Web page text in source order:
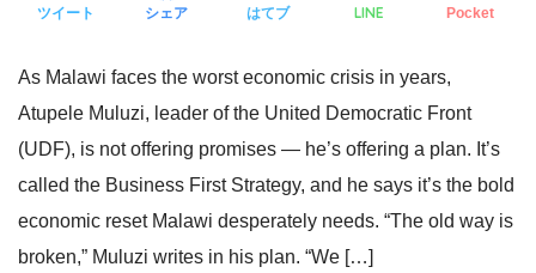
ツイート シェア はてブ LINE Pocket
As Malawi faces the worst economic crisis in years,
Atupele Muluzi, leader of the United Democratic Front
(UDF), is not offering promises — he’s offering a plan. It’s
called the Business First Strategy, and he says it’s the bold
economic reset Malawi desperately needs. “The old way is
broken,” Muluzi writes in his plan. “We […]